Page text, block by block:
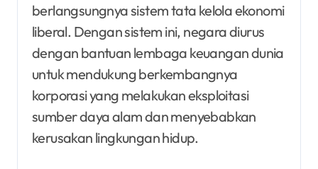
berlangsungnya sistem tata kelola ekonomi
liberal. Dengan sistem ini, negara diurus
dengan bantuan lembaga keuangan dunia
untuk mendukung berkembangnya
korporasi yang melakukan eksploitasi
sumber daya alam dan menyebabkan
kerusakan lingkungan hidup.